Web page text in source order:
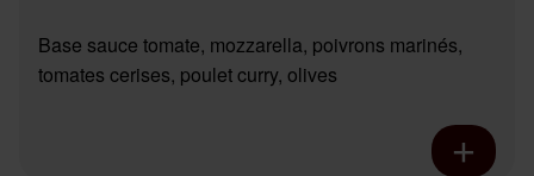
Base sauce tomate, mozzarella, poivrons marinés,
tomates cerises, poulet curry, olives